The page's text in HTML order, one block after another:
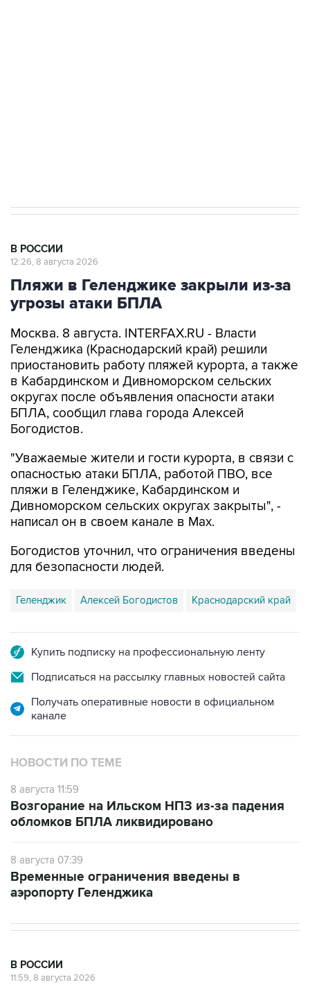
В РОССИИ
12:26, 8 августа 2026
Пляжи в Геленджике закрыли из-за
угрозы атаки БПЛА
Москва. 8 августа. INTERFAX.RU - Власти
Геленджика (Краснодарский край) решили
приостановить работу пляжей курорта, а также
в Кабардинском и Дивноморском сельских
округах после объявления опасности атаки
БПЛА, сообщил глава города Алексей
Богодистов.
"Уважаемые жители и гости курорта, в связи с
опасностью атаки БПЛА, работой ПВО, все
пляжи в Геленджике, Кабардинском и
Дивноморском сельских округах закрыты", -
написал он в своем канале в Max.
Богодистов уточнил, что ограничения введены
для безопасности людей.
Геленджик Алексей Богодистов Краснодарский край
Купить подписку на профессиональную ленту
Подписаться на рассылку главных новостей сайта
Получать оперативные новости в официальном
канале
НОВОСТИ ПО ТЕМЕ
8 августа 11:59
Возгорание на Ильском НПЗ из-за падения
обломков БПЛА ликвидировано
8 августа 07:39
Временные ограничения введены в
аэропорту Геленджика
В РОССИИ
11:59, 8 августа 2026